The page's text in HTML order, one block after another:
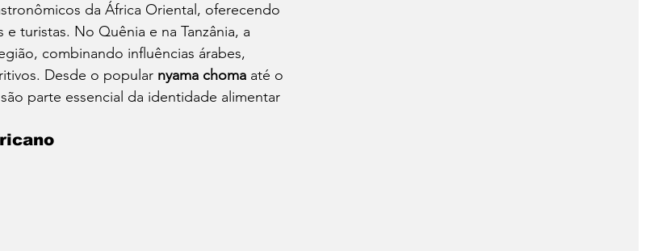
da África Oriental, oferecendo
turistas. No Quênia e na Tanzânia, a
combinando influências árabes,
Desde o popular nyama choma até o
parte essencial da identidade alimentar